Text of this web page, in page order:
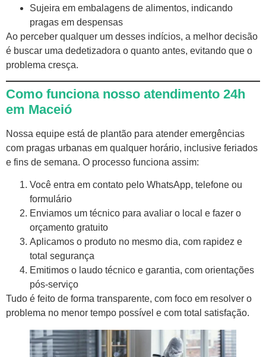
Sujeira em embalagens de alimentos, indicando
pragas em despensas
Ao perceber qualquer um desses indícios, a melhor decisão
é buscar uma dedetizadora o quanto antes, evitando que o
problema cresça.
Como funciona nosso atendimento 24h
em Maceió
Nossa equipe está de plantão para atender emergências
com pragas urbanas em qualquer horário, inclusive feriados
e fins de semana. O processo funciona assim:
Você entra em contato pelo WhatsApp, telefone ou
formulário
Enviamos um técnico para avaliar o local e fazer o
orçamento gratuito
Aplicamos o produto no mesmo dia, com rapidez e
total segurança
Emitimos o laudo técnico e garantia, com orientações
pós-serviço
Tudo é feito de forma transparente, com foco em resolver o
problema no menor tempo possível e com total satisfação.